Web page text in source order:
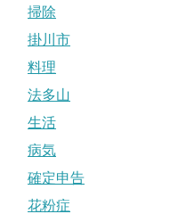
掃除
掛川市
料理
法多山
生活
病気
確定申告
花粉症